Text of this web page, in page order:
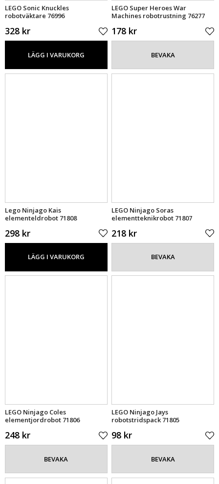
LEGO Sonic Knuckles
robotväktare 76996
328 kr
LÄGG I VARUKORG
LEGO Super Heroes War
Machines robotrustning 76277
178 kr
BEVAKA
Lego Ninjago Kais
elementeldrobot 71808
298 kr
LÄGG I VARUKORG
LEGO Ninjago Soras
elementteknikrobot 71807
218 kr
BEVAKA
LEGO Ninjago Coles
elementjordrobot 71806
248 kr
BEVAKA
LEGO Ninjago Jays
robotstridspack 71805
98 kr
BEVAKA